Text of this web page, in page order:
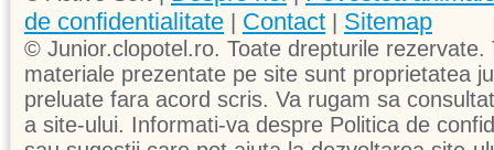
de confidentialitate
Contact Sitemap
© Junior.clopotel.ro. Toate drepturile
materiale prezentate pe site sunt proprietatea
preluate fara acord scris. Va rugam sa
a site-ului. Informati-va despre Politica de